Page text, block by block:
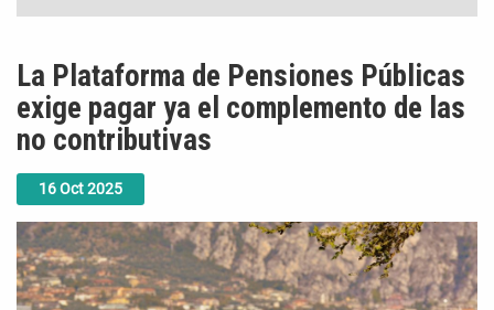
16Oct2025
La Plataforma de Pensiones Públicas
exige pagar ya el complemento de las
no contributivas